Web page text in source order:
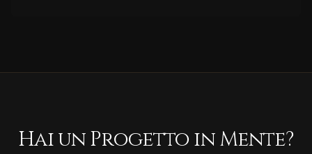
Hai un Progetto in Mente?